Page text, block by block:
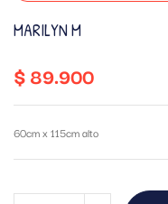
MARILYN M
$89.900
60cm x 115cm alto